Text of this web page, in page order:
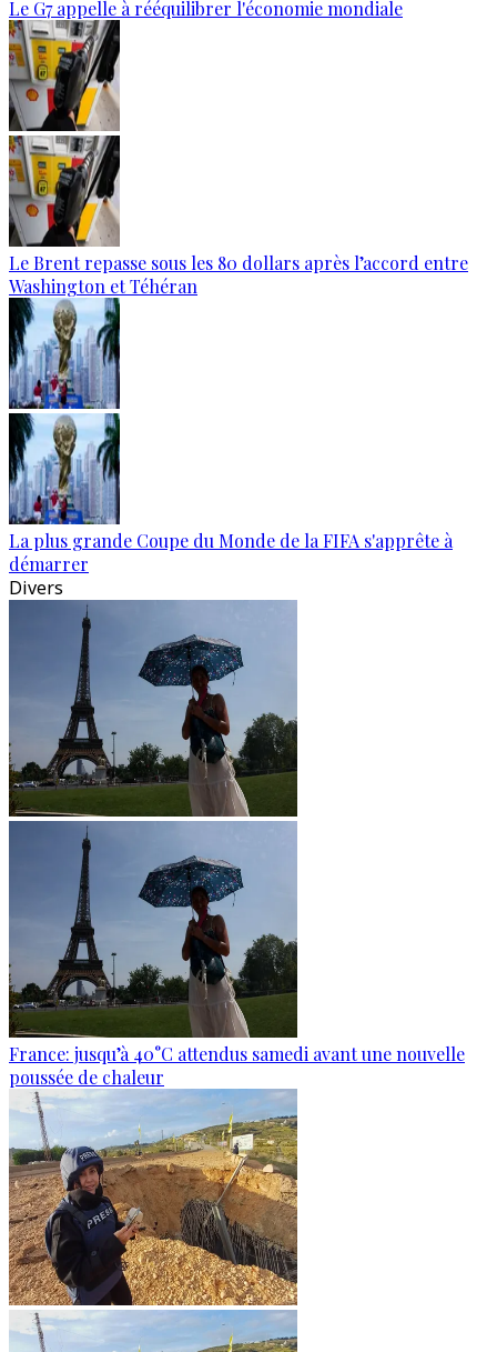
Le G7 appelle à rééquilibrer l'économie mondiale
Le Brent repasse sous les 80 dollars après l’accord entre
Washington et Téhéran
La plus grande Coupe du Monde de la FIFA s'apprête à
démarrer
Divers
France: jusqu’à 40°C attendus samedi avant une nouvelle
poussée de chaleur